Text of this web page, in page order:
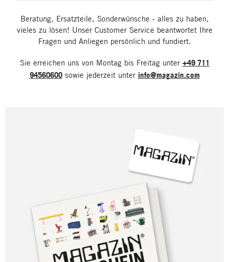
Beratung, Ersatzteile, Sonderwünsche - alles zu haben,
vieles zu lösen! Unser Customer Service beantwortet Ihre
Fragen und Anliegen persönlich und fundiert.
Sie erreichen uns von Montag bis Freitag unter +49 711
94560600sowie jederzeit unter info@magazin.com